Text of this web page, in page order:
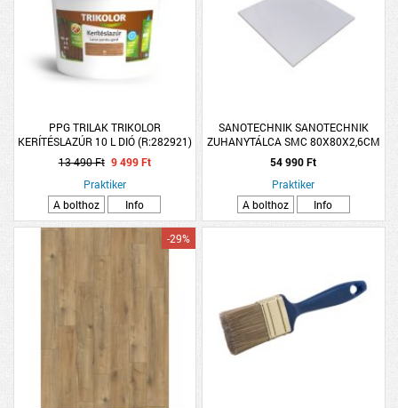
PPG TRILAK TRIKOLOR
KERÍTÉSLAZÚR 10 L DIÓ (R:282921)
13 490 Ft 9 499 Ft
Praktiker
A bolthoz
Info
SANOTECHNIK SANOTECHNIK
ZUHANYTÁLCA SMC 80X80X2,6CM
SZÖGLETES VÁGHATÓ FEHÉR
54 990 Ft
Praktiker
A bolthoz
Info
-29%